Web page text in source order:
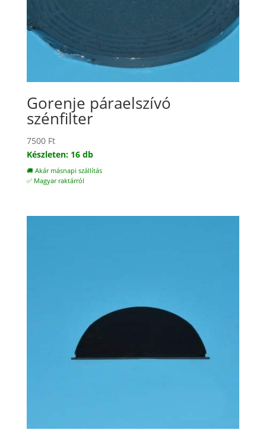
Gorenje páraelszívó
szénfilter
7500 Ft
Készleten: 16 db
🚚 Akár másnapi szállítás
✅ Magyar raktárról